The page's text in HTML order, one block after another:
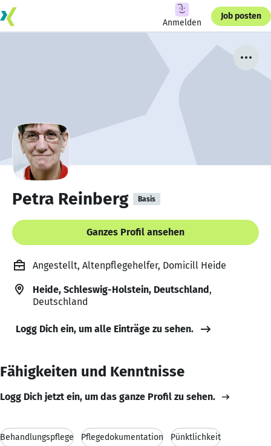
Anmelden
Job posten
Petra Reinberg Basis
Ganzes Profil ansehen
Angestellt, Altenpflegehelfer, Domicill Heide
Heide, Schleswig-Holstein, Deutschland,
Deutschland
Logg Dich ein, um alle Einträge zu sehen.
Fähigkeiten und Kenntnisse
Logg Dich jetzt ein, um das ganze Profil zu sehen.
Behandlungspflege Pflegedokumentation Pünktlichkeit